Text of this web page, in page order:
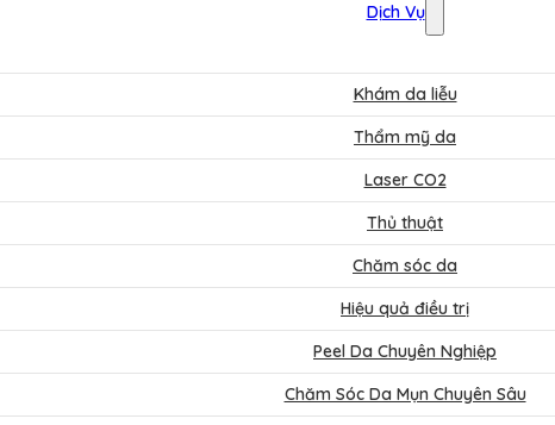
Dịch Vụ
Khám da liễu
Thẩm mỹ da
Laser CO2
Thủ thuật
Chăm sóc da
Hiệu quả điều trị
Peel Da Chuyên Nghiệp
Chăm Sóc Da Mụn Chuyên Sâu